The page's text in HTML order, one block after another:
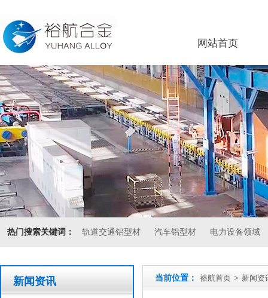
网站首页
热门搜索关键词： 轨道交通铝型材 汽车铝型材 电力设备领域
新闻资讯 当前位置： 裕航首页 > 新闻资